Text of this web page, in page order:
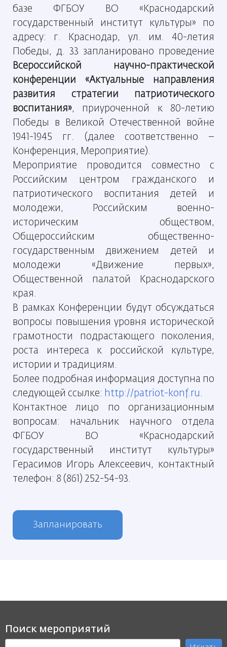
базе ФГБОУ ВО «Краснодарский
государственный институт культуры» по
адресу: г. Краснодар, ул. им. 40-летия
Победы, д. 33 запланировано проведение
Всероссийской научно-практической
конференции «Актуальные направления
развития стратегии патриотического
воспитания», приуроченной к 80-летию
Победы в Великой Отечественной войне
1941-1945 гг. (далее соответственно –
Конференция, Мероприятие).
Мероприятие проводится совместно с
Российским центром гражданского и
патриотического воспитания детей и
молодежи, Российским военно-
историческим обществом,
Общероссийским общественно-
государственным движением детей и
молодежи «Движение первых»,
Общественной палатой Краснодарского
края.
В рамках Конференции будут обсуждаться
вопросы повышения уровня исторической
грамотности подрастающего поколения,
роста интереса к российской культуре,
истории и традициям.
Более подробная информация доступна по
следующей ссылке: http://patriot-konf.ru .
Контактное лицо по организационным
вопросам: начальник научного отдела
ФГБОУ ВО «Краснодарский
государственный институт культуры»
Герасимов Игорь Алексеевич, контактный
телефон: 8 (861) 252-54-93.
Запланировать
Поиск мероприятий